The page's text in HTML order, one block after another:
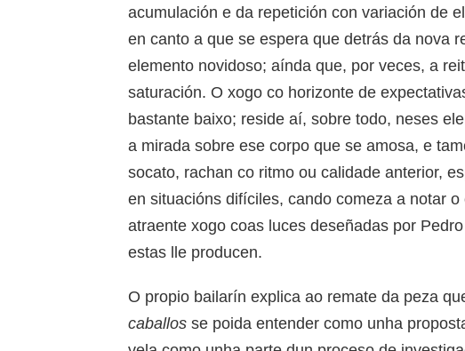
acumulación e da repetición con variación de
en canto a que se espera que detrás da nova
elemento novidoso; aínda que, por veces, a
saturación. O xogo co horizonte de
bastante baixo; reside aí, sobre todo, neses
a mirada sobre ese corpo que se amosa, e
socato, rachan co ritmo ou calidade anterior,
en situacións difíciles, cando comeza a notar
atraente xogo coas luces deseñadas por
estas lle producen.
O propio bailarín explica ao remate da peza
caballos se poida entender como unha